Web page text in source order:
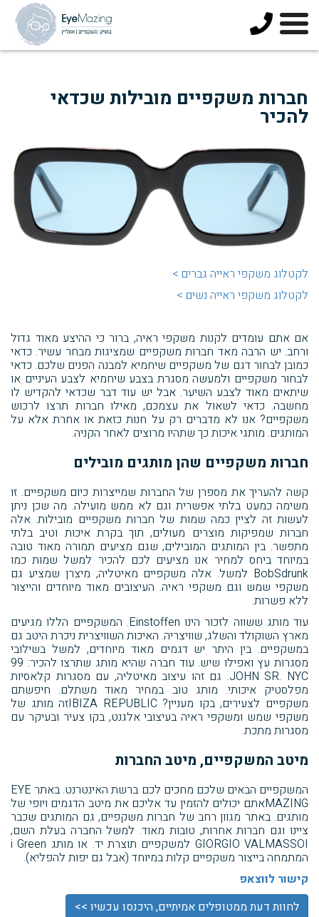
3744678
חברות משקפיים מובילות שכדאי
להכיר
לקטלוג משקפי ראייה גברים >
לקטלוג משקפי ראייה נשים >
אם אתם עומדים לקנות משקפי ראיה, ברור כי ההיצע מאוד גדול
ורחב. יש הרבה מאד חברות משקפיים שמציגות מבחר עשיר. כדאי
כמובן לבחור דגם של משקפיים שיחמיא למבנה הפנים שלכם. כדאי
לבחור משקפיים ולמעשה מסגרת בצבע שיחמיא לצבע העיניים או
שיתאים מאוד לצבע השיער. אבל יש עוד דבר שכדאי להקדיש לו
מחשבה. כדאי לשאול את עצמכם, מאילו חברות תרצו לרכוש
משקפיים? אנו לא מדברים רק על חנות כזאת או אחרת אלא על
המותגים. מותגי איכות כך שתהיו מרוצים לאחר הקניה.
חברות משקפיים שהן מותגים מובילים
קשה להעריך את מספרן של החברות שמייצרות כיום משקפיים. זו
משימה כמעט בלתי אפשרית וגם לא ממש מועילה. מה שכן ניתן
לעשות זה לציין כמה שמות של חברות משקפיים מובילות. אלה
חברות שמפיקות מוצרים מעולים, תוך בקרת איכות וטיב בלתי
מתפשר. בין המותגים המובילים, שגם מציעים תמורה מאוד טובה
במיוחד ביחס למחיר אנו מציעים לכם להכיר למשל שמות כמו
BobSdrunk למשל. אלה משקפיים מאיטליה, מיצרן שמציע גם
משקפי שמש וגם משקפי ראיה. העיצובים מאוד מיוחדים והייצור
ללא פשרות.
עוד מותג ששווה לזכור הינו Einstoffen. המשקפיים הללו מגיעים
מארץ השוקולד והשלג, שוויצריה. האיכות השוויצרית ניכרת היטב גם
במשקפיים. בין היתר יש דגמים מאוד מיוחדים, למשל בשילובי
מסגרות עץ ואפילו שיש. עוד חברה שהיא מותג שתרצו להכיר: 99
JOHN SR. NYC. גם זהו עיצוב מאיטליה, עם מסגרות קלאסיות
מפלסטיק איכותי. מותג טוב במחיר מאוד משתלם. חיפשתם
משקפיים לצעירים, בקו מעניין? IBIZA REPUBLICזה מותג של
משקפי שמש ומשקפי ראיה בעיצובי אלגנט, בקו צעיר ובעיקר עם
מסגרות מתכת.
מיטב המשקפיים, מיטב החברות
המשקפיים הבאים שלכם מחכים לכם ברשת האינטרנט. באתר EYE
MAZINGאתם יכולים להזמין עד אליכם את מיטב הדגמים ויופי של
מותגים. באתר מגוון רחב של חברות משקפיים, גם המותגים שכבר
ציינו וגם חברות אחרות, טובות מאוד. למשל החברה בעלת השם,
GIORGIO VALMASSOI למשקפיים תוצרת יד. או מותג i Green
המתמחה בייצור משקפיים קלות במיוחד (אבל גם יפות להפליא).
קישור לווצאפ
לחוות דעת ממטופלים אמיתיים, היכנסו עכשיו >>